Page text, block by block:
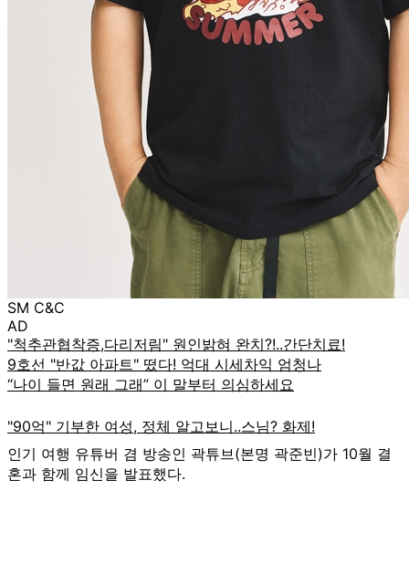
SM C&C
AD
인기 여행 유튜버 겸 방송인 곽튜브(본명 곽준빈)가 10월 결
혼과 함께 임신을 발표했다.